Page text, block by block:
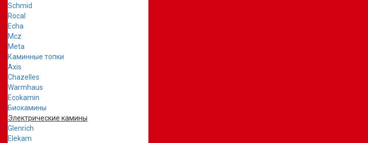
Schmid
Rocal
Echa
Mcz
Meta
Каминные топки
Axis
Chazelles
Warmhaus
Ecokamin
Биокамины
Электрические камины
Glenrich
Elekam